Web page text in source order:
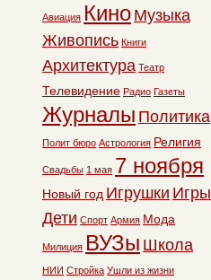
Авиация Кино Музыка
Живопись Книги
Архитектура Театр
Телевидение Радио Газеты
Журналы Политика
Полит бюро Астрология Религия
Свадьбы 1 мая 7 ноября
Новый год Игрушки Игры
Дети Спорт Армия Мода
Милиция ВУЗы Школа
НИИ Стройка Ушли из жизни